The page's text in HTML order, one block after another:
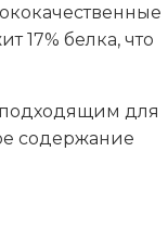
1
73
17% белка, что
подходящим для
содержание